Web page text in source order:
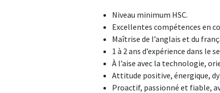
Niveau minimum HSC.
Excellentes compétences en
Maîtrise de l’anglais et du
1 à 2 ans d’expérience dans
À l’aise avec la technologie,
Attitude positive, énergique,
Proactif, passionné et fiable,